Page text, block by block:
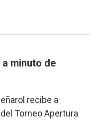
a minuto de
recibe a
Torneo Apertura